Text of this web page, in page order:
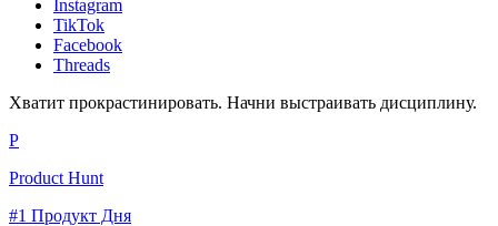
Instagram
TikTok
Facebook
Threads
Хватит прокрастинировать. Начни выстраивать дисциплину.
P
Product Hunt
#1 Продукт Дня